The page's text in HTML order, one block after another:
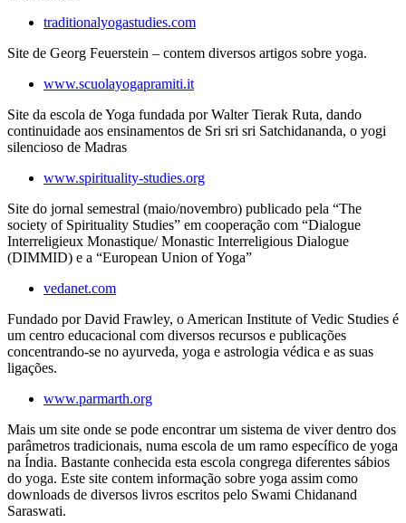
traditionalyogastudies.com
Site de Georg Feuerstein – contem diversos artigos sobre yoga.
www.scuolayogapramiti.it
Site da escola de Yoga fundada por Walter Tierak Ruta, dando
continuidade aos ensinamentos de Sri sri sri Satchidananda, o yogi
silencioso de Madras
www.spirituality-studies.org
Site do jornal semestral (maio/novembro) publicado pela “The
society of Spirituality Studies” em cooperação com “Dialogue
Interreligieux Monastique/ Monastic Interreligious Dialogue
(DIMMID) e a “European Union of Yoga”
vedanet.com
Fundado por David Frawley, o American Institute of Vedic Studies é
um centro educacional com diversos recursos e publicações
concentrando-se no ayurveda, yoga e astrologia védica e as suas
ligações.
www.parmarth.org
Mais um site onde se pode encontrar um sistema de viver dentro dos
parâmetros tradicionais, numa escola de um ramo específico de yoga
na Índia. Bastante conhecida esta escola congrega diferentes sábios
do yoga. Este site contem informação sobre yoga assim como
downloads de diversos livros escritos pelo Swami Chidanand
Saraswati.